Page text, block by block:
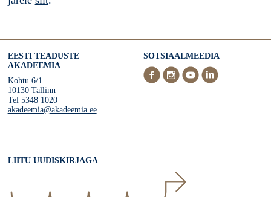
EESTI TEADUSTE
AKADEEMIA
Kohtu 6/1
10130 Tallinn
Tel 5348 1020
akadeemia@akadeemia.ee
SOTSIAALMEEDIA
LIITU UUDISKIRJAGA